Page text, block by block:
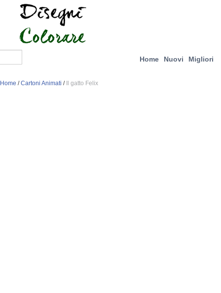
Home Nuovi Migliori
Home /Cartoni Animati / Il gatto Felix